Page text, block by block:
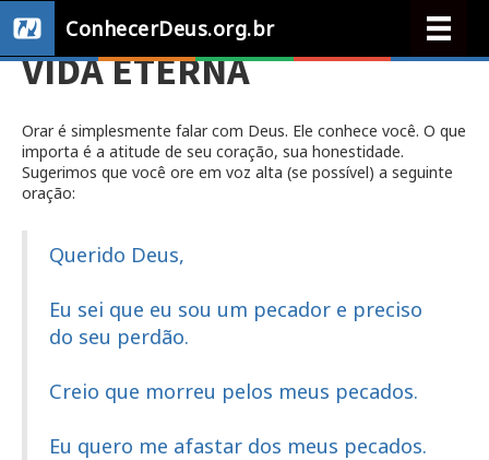
ConhecerDeus.org.br
VIDA ETERNA
Orar é simplesmente falar com Deus. Ele conhece você. O que
importa é a atitude de seu coração, sua honestidade.
Sugerimos que você ore em voz alta (se possível) a seguinte
oração:
Querido Deus,
Eu sei que eu sou um pecador e preciso
do seu perdão.
Creio que morreu pelos meus pecados.
Eu quero me afastar dos meus pecados.